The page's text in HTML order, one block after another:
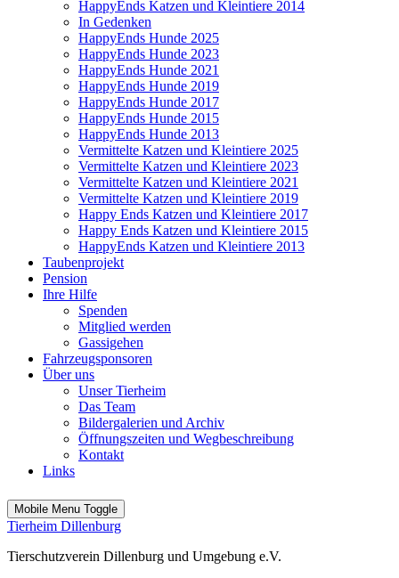
HappyEnds Katzen und Kleintiere 2014
In Gedenken
HappyEnds Hunde 2025
HappyEnds Hunde 2023
HappyEnds Hunde 2021
HappyEnds Hunde 2019
HappyEnds Hunde 2017
HappyEnds Hunde 2015
HappyEnds Hunde 2013
Vermittelte Katzen und Kleintiere 2025
Vermittelte Katzen und Kleintiere 2023
Vermittelte Katzen und Kleintiere 2021
Vermittelte Katzen und Kleintiere 2019
Happy Ends Katzen und Kleintiere 2017
Happy Ends Katzen und Kleintiere 2015
HappyEnds Katzen und Kleintiere 2013
Taubenprojekt
Pension
Ihre Hilfe
Spenden
Mitglied werden
Gassigehen
Fahrzeugsponsoren
Über uns
Unser Tierheim
Das Team
Bildergalerien und Archiv
Öffnungszeiten und Wegbeschreibung
Kontakt
Links
Mobile Menu Toggle
Tierheim Dillenburg
Tierschutzverein Dillenburg und Umgebung e.V.